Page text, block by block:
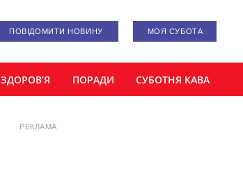
ПОВІДОМИТИ НОВИНУ МОЯ СУБОТА
ЗДОРОВ’Я ПОРАДИ СУБОТНЯ КАВА
РЕКЛАМА